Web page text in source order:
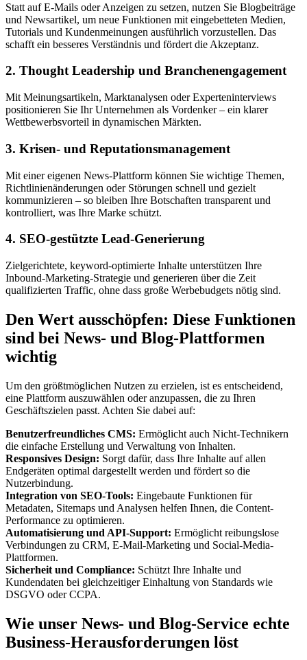
Statt auf E-Mails oder Anzeigen zu setzen, nutzen Sie Blogbeiträge
und Newsartikel, um neue Funktionen mit eingebetteten Medien,
Tutorials und Kundenmeinungen ausführlich vorzustellen. Das
schafft ein besseres Verständnis und fördert die Akzeptanz.
2. Thought Leadership und Branchenengagement
Mit Meinungsartikeln, Marktanalysen oder Experteninterviews
positionieren Sie Ihr Unternehmen als Vordenker – ein klarer
Wettbewerbsvorteil in dynamischen Märkten.
3. Krisen- und Reputationsmanagement
Mit einer eigenen News-Plattform können Sie wichtige Themen,
Richtlinienänderungen oder Störungen schnell und gezielt
kommunizieren – so bleiben Ihre Botschaften transparent und
kontrolliert, was Ihre Marke schützt.
4. SEO-gestützte Lead-Generierung
Zielgerichtete, keyword-optimierte Inhalte unterstützen Ihre
Inbound-Marketing-Strategie und generieren über die Zeit
qualifizierten Traffic, ohne dass große Werbebudgets nötig sind.
Den Wert ausschöpfen: Diese Funktionen
sind bei News- und Blog-Plattformen
wichtig
Um den größtmöglichen Nutzen zu erzielen, ist es entscheidend,
eine Plattform auszuwählen oder anzupassen, die zu Ihren
Geschäftszielen passt. Achten Sie dabei auf:
Benutzerfreundliches CMS: Ermöglicht auch Nicht-Technikern
die einfache Erstellung und Verwaltung von Inhalten.
Responsives Design: Sorgt dafür, dass Ihre Inhalte auf allen
Endgeräten optimal dargestellt werden und fördert so die
Nutzerbindung.
Integration von SEO-Tools: Eingebaute Funktionen für
Metadaten, Sitemaps und Analysen helfen Ihnen, die Content-
Performance zu optimieren.
Automatisierung und API-Support: Ermöglicht reibungslose
Verbindungen zu CRM, E-Mail-Marketing und Social-Media-
Plattformen.
Sicherheit und Compliance: Schützt Ihre Inhalte und
Kundendaten bei gleichzeitiger Einhaltung von Standards wie
DSGVO oder CCPA.
Wie unser News- und Blog-Service echte
Business-Herausforderungen löst